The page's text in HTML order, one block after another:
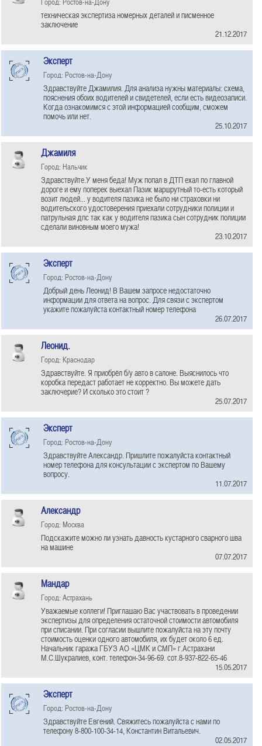
техническая экспертиза номерных деталей и писменное
заключение
21.12.2017
Эксперт
Город: Ростов-на-Дону
Здравствуйте Джамилия. Для анализа нужны материалы: схема,
пояснения обоих водителей и свидетелей, если есть видеозаписи.
Когда ознакомимся с этой информацией сообщим, сможем
помочь или нет.
25.10.2017
Джамиля
Город: Нальчик
Здравствуйте.У меня беда! Муж попал в ДТП ехал по главной
дороге и ему поперек выехал Пазик маршрутный то-есть который
возит людей... у водителя пазика не было ни страховки ни
водительского удостоверения приехали сотрудники полиции и
патрульная дпс так как у водителя пазика сын сотрудник полиции
сделали виновным моего мужа!
23.10.2017
Эксперт
Город: Ростов-на-Дону
Добрый день Леонид! В Вашем запросе недостаточно
информации для ответа на вопрос. Для связи с экспертом
укажите пожалуйста контактный номер телефона
26.07.2017
Леонид.
Город: Краснодар
Здравствуйте. Я приобрёл б/у авто в салоне. Выяснилось что
коробка передаст работает не корректно. Вы можете дать
заключерие? И сколько это стоит ?
25.07.2017
Эксперт
Город: Ростов-на-Дону
Здравствуйте Александр. Пришлите пожалуйста контактный
номер телефона для консультации с экспертом по Вашему
вопросу.
11.07.2017
Александр
Город: Москва
Подскажите можно ли узнать давность кустарного сварного шва
на машине
07.07.2017
Мандар
Город: Астрахань
Уважаемые коллеги! Приглашаю Вас участвовать в проведении
экспертизы для определения остаточной стоимости автомобиля
при списании. При согласии вышлите пожалуйста на эту почту
стоимость оценки одного автомобиля, их будет около 6 ед.
Начальник гаража ГБУЗ АО «ЦМК и СМП» г.Астрахани
М.С.Шукралиев, конт. телефон-34-96-69. сот.8-937-822-65-46
15.05.2017
Эксперт
Город: Ростов-на-Дону
Здравствуйте Евгений. Свяжитесь пожалуйста с нами по
телефону 8-800-100-34-14, Константин Витальевич.
02.05.2017